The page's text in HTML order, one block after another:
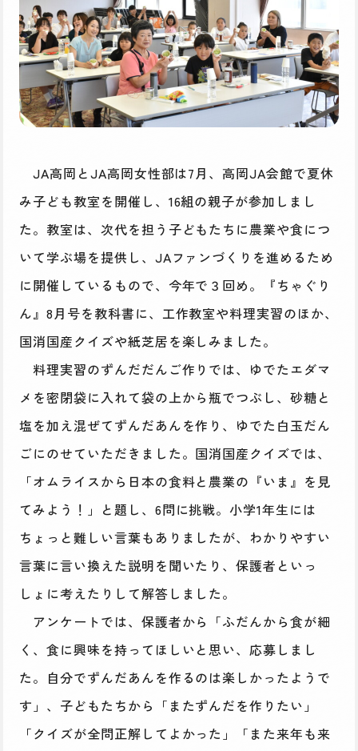
JA高岡とJA高岡女性部は7月、高岡JA会館で夏休
み子ども教室を開催し、16組の親子が参加しまし
た。教室は、次代を担う子どもたちに農業や食につ
いて学ぶ場を提供し、JAファンづくりを進めるため
に開催しているもので、今年で３回め。『ちゃぐり
ん』8月号を教科書に、工作教室や料理実習のほか、
国消国産クイズや紙芝居を楽しみました。
料理実習のずんだだんご作りでは、ゆでたエダマ
メを密閉袋に入れて袋の上から瓶でつぶし、砂糖と
塩を加え混ぜてずんだあんを作り、ゆでた白玉だん
ごにのせていただきました。国消国産クイズでは、
「オムライスから日本の食料と農業の『いま』を見
てみよう！」と題し、6問に挑戦。小学1年生には
ちょっと難しい言葉もありましたが、わかりやすい
言葉に言い換えた説明を聞いたり、保護者といっ
しょに考えたりして解答しました。
アンケートでは、保護者から「ふだんから食が細
く、食に興味を持ってほしいと思い、応募しまし
た。自分でずんだあんを作るのは楽しかったようで
す」、子どもたちから「またずんだを作りたい」
「クイズが全問正解してよかった」「また来年も来